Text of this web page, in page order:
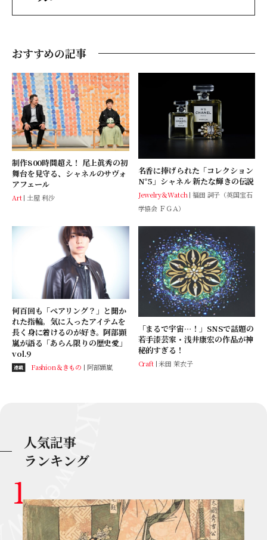
おすすめの記事
制作800時間超え！ 尾上眞秀の初
舞台を見守る、シャネルのサヴォ
アフェール
Art 土屋 利沙
名香に捧げられた「コレクション
N°5」シャネル 新たな輝きの伝説
Jewelry＆Watch 福田 詞子（英国宝石
学協会 ＦＧＡ）
何百回も「ペアリング？」と聞か
れた指輪。気に入ったアイテムを
長く身に着けるのが好き。阿部顕
嵐が語る「あらん限りの歴史愛」
vol.9
連載 Fashion＆きもの 阿部顕嵐
「まるで宇宙…！」SNSで話題の
若手漆芸家・浅井康宏の作品が神
秘的すぎる！
Craft 米田 茉衣子
人気記事
ランキング